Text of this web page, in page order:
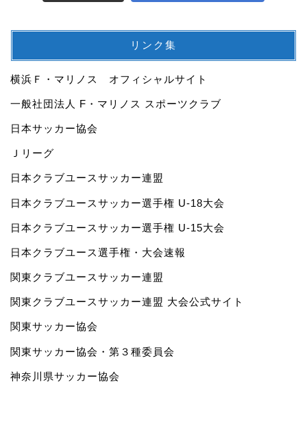
リンク集
横浜Ｆ・マリノス オフィシャルサイト
一般社団法人 F・マリノス スポーツクラブ
日本サッカー協会
Ｊリーグ
日本クラブユースサッカー連盟
日本クラブユースサッカー選手権 U-18大会
日本クラブユースサッカー選手権 U-15大会
日本クラブユース選手権・大会速報
関東クラブユースサッカー連盟
関東クラブユースサッカー連盟 大会公式サイト
関東サッカー協会
関東サッカー協会・第３種委員会
神奈川県サッカー協会